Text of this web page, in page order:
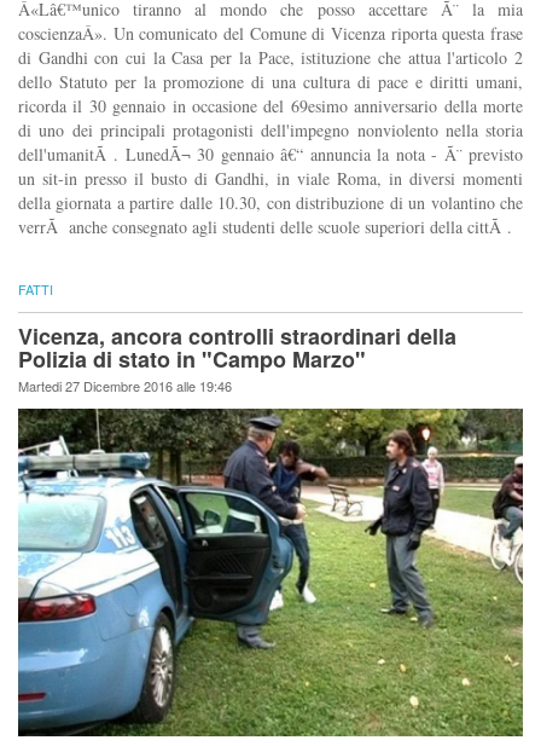
Â«Lâ€™unico tiranno al mondo che posso accettare Ã¨ la mia
coscienzaÂ». Un comunicato del Comune di Vicenza riporta questa frase
di Gandhi con cui la Casa per la Pace, istituzione che attua l'articolo 2
dello Statuto per la promozione di una cultura di pace e diritti umani,
ricorda il 30 gennaio in occasione del 69esimo anniversario della morte
di uno dei principali protagonisti dell'impegno nonviolento nella storia
dell'umanitÃ . LunedÃ¬ 30 gennaio â€“ annuncia la nota - Ã¨ previsto
un sit-in presso il busto di Gandhi, in viale Roma, in diversi momenti
della giornata a partire dalle 10.30, con distribuzione di un volantino che
verrÃ anche consegnato agli studenti delle scuole superiori della cittÃ .
FATTI
Vicenza, ancora controlli straordinari della
Polizia di stato in "Campo Marzo"
Martedi 27 Dicembre 2016 alle 19:46